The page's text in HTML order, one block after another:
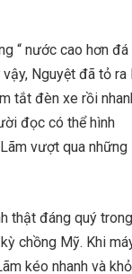
“ nước cao hơn đá
Nguyệt đã tỏ ra
tắt đèn xe rồi
đọc có thể hình
vượt qua những
thật đáng quý trong
chồng Mỹ. Khi
kéo nhanh và